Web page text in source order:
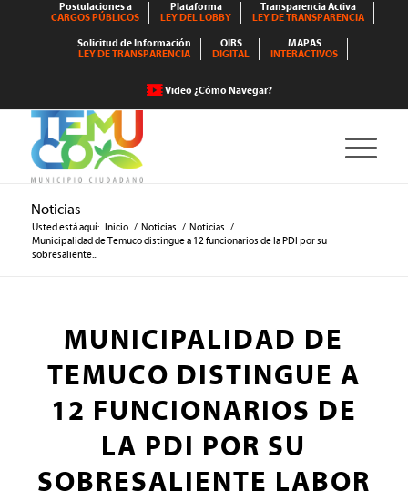
Postulaciones a
CARGOS PÚBLICOS
Plataforma
LEY DEL LOBBY
Transparencia Activa
LEY DE TRANSPARENCIA
Solicitud de Información
LEY DE TRANSPARENCIA
OIRS
DIGITAL
MAPAS
INTERACTIVOS
Video ¿Cómo Navegar?
Noticias
Usted está aquí: Inicio / Noticias / Noticias /
Municipalidad de Temuco distingue a 12 funcionarios de la PDI por su
sobresaliente...
MUNICIPALIDAD DE
TEMUCO DISTINGUE A
12 FUNCIONARIOS DE
LA PDI POR SU
SOBRESALIENTE LABOR